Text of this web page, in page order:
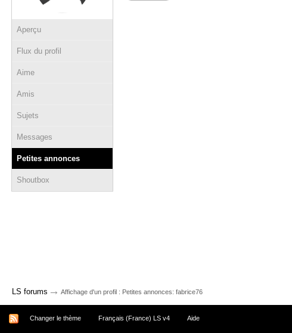
Aperçu
Flux du profil
Aime
Amis
Sujets
Messages
Petites annonces
Shoutbox
LS forums → Affichage d'un profil : Petites annonces: fabrice76
Changer le thème Français (France) LS v4 Aide